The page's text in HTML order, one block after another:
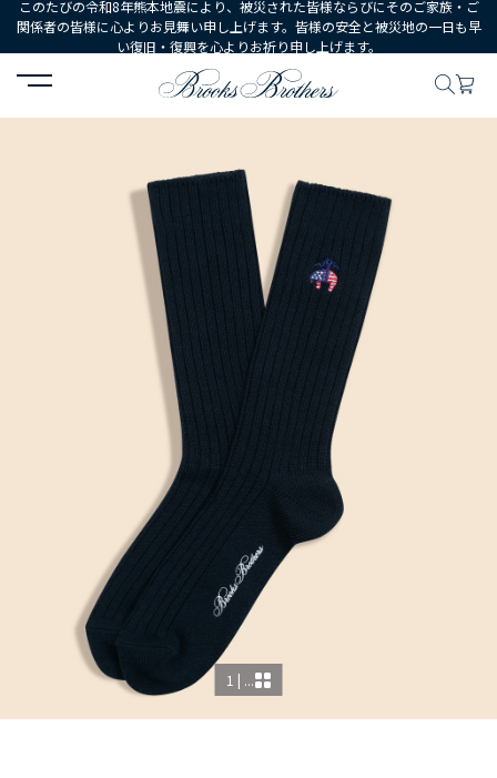
このたびの令和8年熊本地震により、被災された皆様ならびにそのご家族・ご
関係者の皆様に心よりお見舞い申し上げます。皆様の安全と被災地の一日も早
い復旧・復興を心よりお祈り申し上げます。
HOME シューズ・アクセサリー ソックス 【アメリカ建
1 | ...